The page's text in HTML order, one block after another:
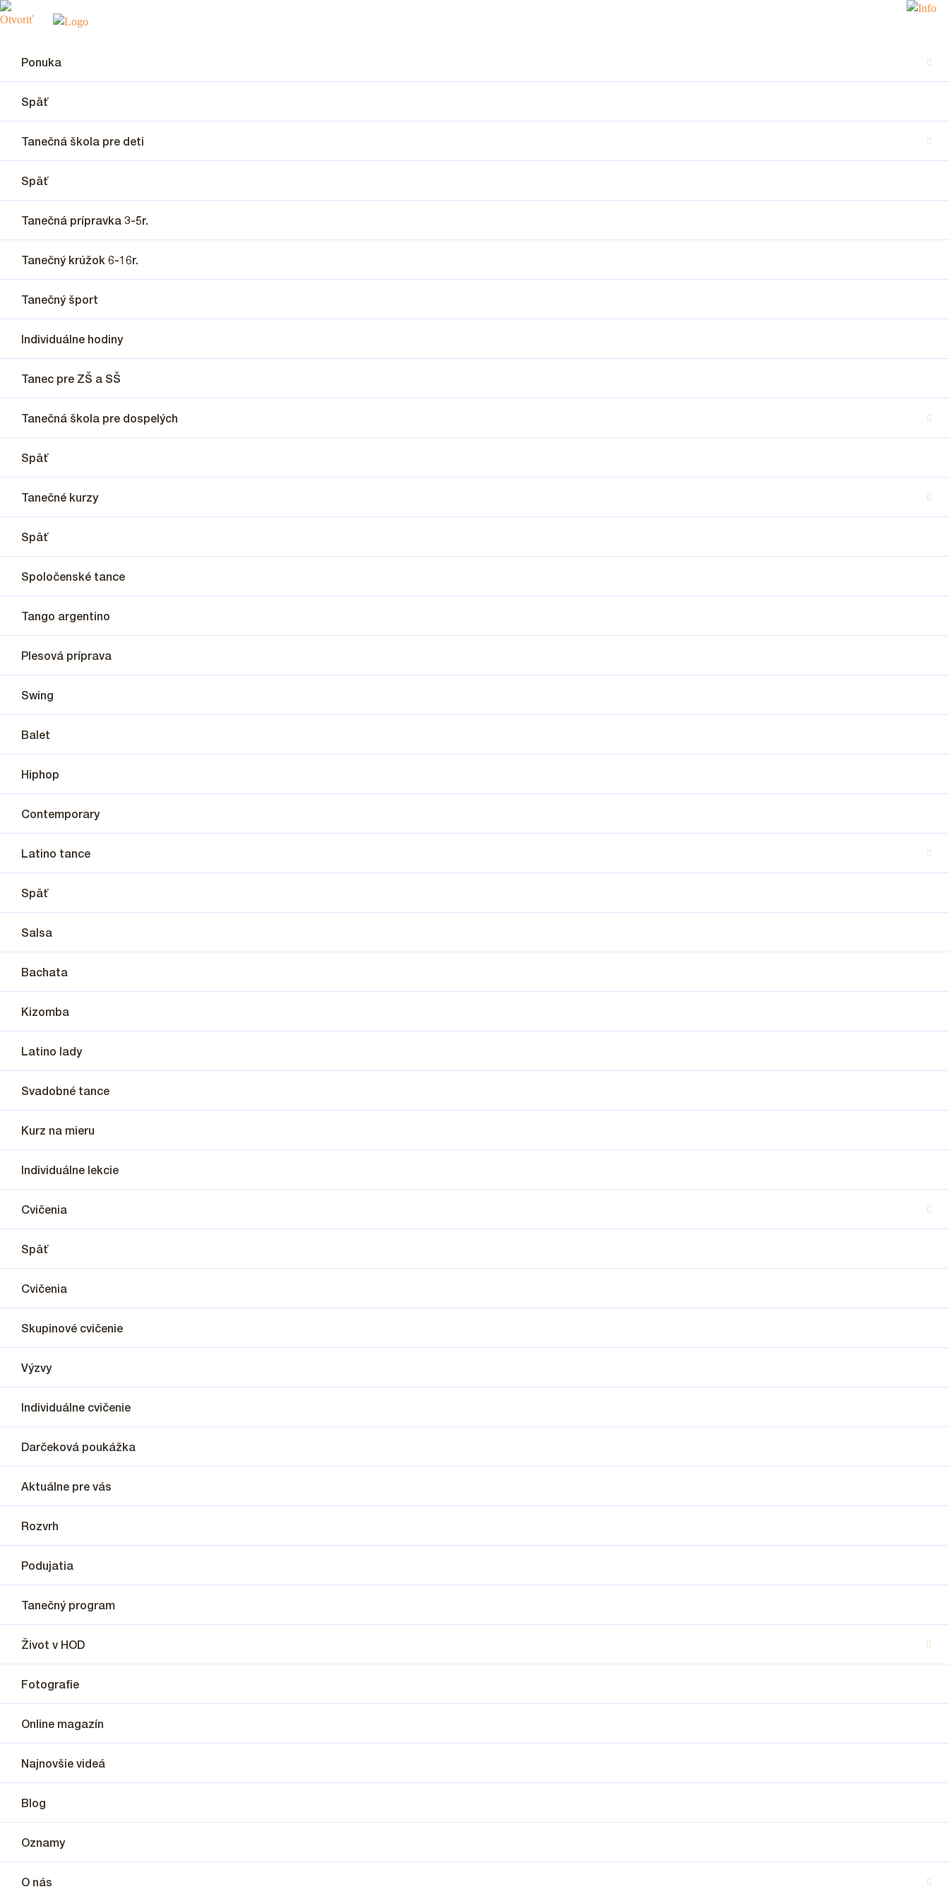
Ponuka
Späť
Tanečná škola pre deti
Späť
Tanečná prípravka 3-5r.
Tanečný krúžok 6-16r.
Tanečný šport
Individuálne hodiny
Tanec pre ZŠ a SŠ
Tanečná škola pre dospelých
Späť
Tanečné kurzy
Späť
Spoločenské tance
Tango argentino
Plesová príprava
Swing
Balet
Hiphop
Contemporary
Latino tance
Späť
Salsa
Bachata
Kizomba
Latino lady
Svadobné tance
Kurz na mieru
Individuálne lekcie
Cvičenia
Späť
Cvičenia
Skupinové cvičenie
Výzvy
Individuálne cvičenie
Darčeková poukážka
Aktuálne pre vás
Rozvrh
Podujatia
Tanečný program
Život v HOD
Fotografie
Online magazín
Najnovšie videá
Blog
Oznamy
O nás